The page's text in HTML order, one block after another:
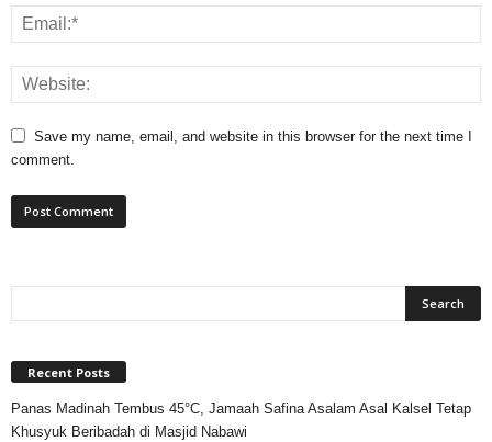
Save my name, email, and website in this browser for the next time I
comment.
Recent Posts
Panas Madinah Tembus 45°C, Jamaah Safina Asalam Asal Kalsel Tetap
Khusyuk Beribadah di Masjid Nabawi